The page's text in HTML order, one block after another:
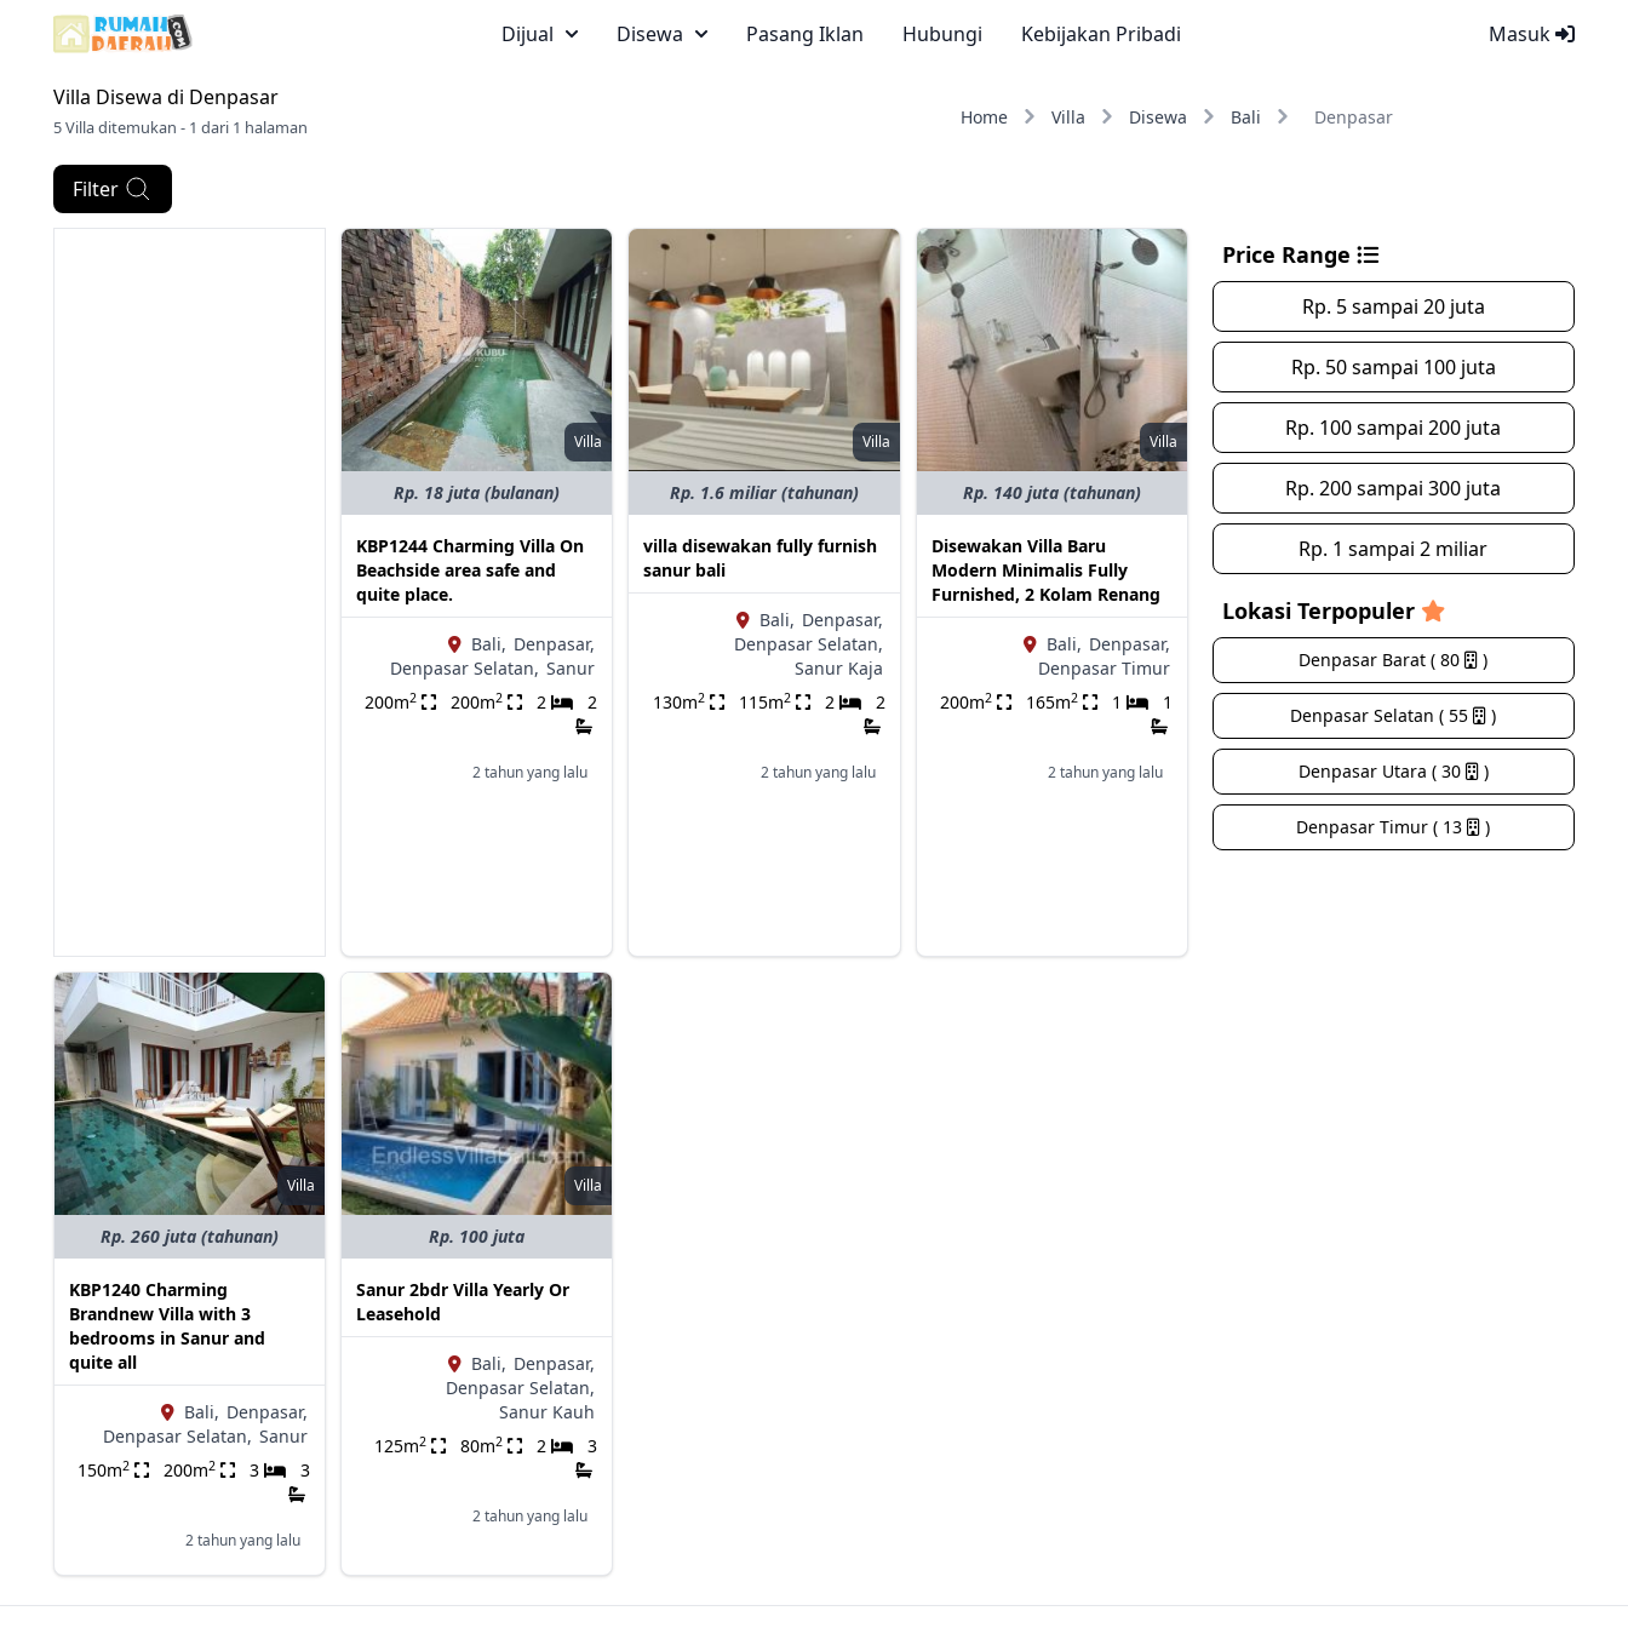
Masuk
Dijual Disewa Pasang Iklan Hubungi Kebijakan Pribadi
Villa Disewa di Denpasar
5 Villa ditemukan - 1 dari 1 halaman Home Villa Disewa Bali Denpasar
Filter
Villa
Rp. 18 juta (bulanan)
KBP1244 Charming Villa On
Beachside area safe and
quite place.
Bali, Denpasar,
Denpasar Selatan, Sanur
200m2 200m2 2 2
2 tahun yang lalu
Villa
Rp. 1.6 miliar (tahunan)
villa disewakan fully furnish
sanur bali
Bali, Denpasar,
Denpasar Selatan,
Sanur Kaja
130m2 115m2 2 2
2 tahun yang lalu
Villa
Rp. 140 juta (tahunan)
Disewakan Villa Baru
Modern Minimalis Fully
Furnished, 2 Kolam Renang
Bali, Denpasar,
Denpasar Timur
200m2 165m2 1 1
2 tahun yang lalu
Villa
Rp. 260 juta (tahunan)
KBP1240 Charming
Brandnew Villa with 3
bedrooms in Sanur and
quite all
Bali, Denpasar,
Denpasar Selatan, Sanur
150m2 200m2 3 3
2 tahun yang lalu
Villa
Rp. 100 juta
Sanur 2bdr Villa Yearly Or
Leasehold
Bali, Denpasar,
Denpasar Selatan,
Sanur Kauh
125m2 80m2 2 3
2 tahun yang lalu
Price Range
Rp. 5 sampai 20 juta
Rp. 50 sampai 100 juta
Rp. 100 sampai 200 juta
Rp. 200 sampai 300 juta
Rp. 1 sampai 2 miliar
Lokasi Terpopuler
Denpasar Barat ( 80 )
Denpasar Selatan ( 55 )
Denpasar Utara ( 30 )
Denpasar Timur ( 13 )